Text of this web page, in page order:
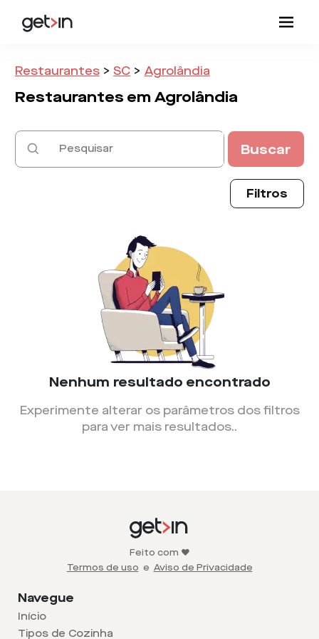
Restaurantes > SC > Agrolândia
Restaurantes emAgrolândia
Buscar
Filtros
Nenhum resultado encontrado
Experimente alterar os parâmetros dos filtros
para ver mais resultados..
Feito com ❤️
Termos de uso e Aviso de Privacidade
Navegue
Início
Tipos de Cozinha